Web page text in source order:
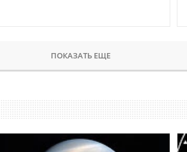
ПОКАЗАТЬ ЕЩЕ